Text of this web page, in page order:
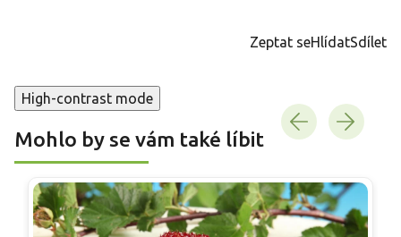
Zeptat seHlídatSdílet
High-contrast mode
Mohlo by se vám také líbit